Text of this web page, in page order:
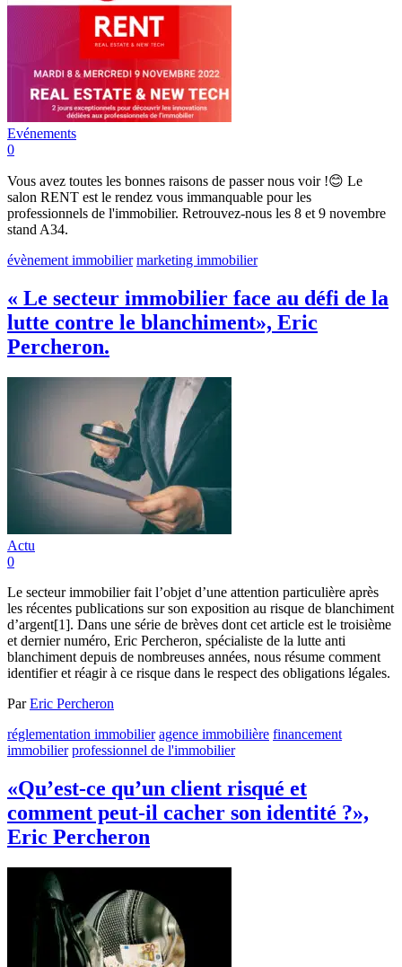
Evénements
0
Vous avez toutes les bonnes raisons de passer nous voir !😊 Le
salon RENT est le rendez vous immanquable pour les
professionnels de l'immobilier. Retrouvez-nous les 8 et 9 novembre
stand A34.
évènement immobilier marketing immobilier
« Le secteur immobilier face au défi de la
lutte contre le blanchiment», Eric
Percheron.
Actu
0
Le secteur immobilier fait l’objet d’une attention particulière après
les récentes publications sur son exposition au risque de blanchiment
d’argent[1]. Dans une série de brèves dont cet article est le troisième
et dernier numéro, Eric Percheron, spécialiste de la lutte anti
blanchiment depuis de nombreuses années, nous résume comment
identifier et réagir à ce risque dans le respect des obligations légales.
ParEric Percheron
réglementation immobilier agence immobilière financement
immobilier professionnel de l'immobilier
«Qu’est-ce qu’un client risqué et
comment peut-il cacher son identité ?»,
Eric Percheron